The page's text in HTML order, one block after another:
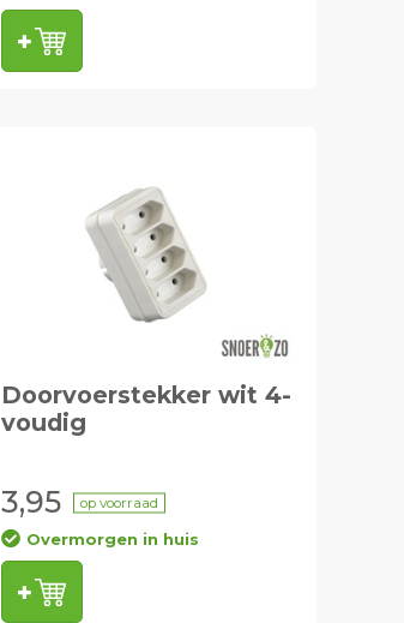
Doorvoerstekker wit 4-
voudig
3,95 op voorraad
Overmorgen in huis